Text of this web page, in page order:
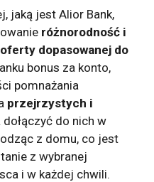
jaką jest Alior Bank,
różnorodność i
dopasowanej do
bonus za konto,
pomnażania
przejrzystych i
dołączyć do nich w
z domu, co jest
z wybranej
i w każdej chwili.